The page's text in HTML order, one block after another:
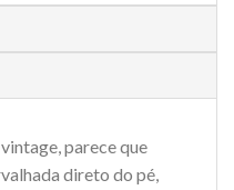
parece que
direto do pé,